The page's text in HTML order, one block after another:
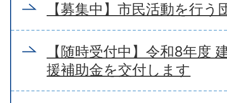
【募集中】市民活動を行
【随時受付中】令和8年度
援補助金を交付します